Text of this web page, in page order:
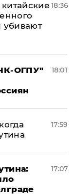
убивают
18:36
ОГПУ"
18:01
17:59
17:07